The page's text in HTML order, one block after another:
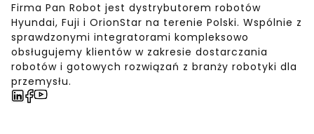
Firma Pan Robot jest dystrybutorem robotów
Hyundai, Fuji i OrionStar na terenie Polski. Wspólnie z
sprawdzonymi integratorami kompleksowo
obsługujemy klientów w zakresie dostarczania
robotów i gotowych rozwiązań z branży robotyki dla
przemysłu.